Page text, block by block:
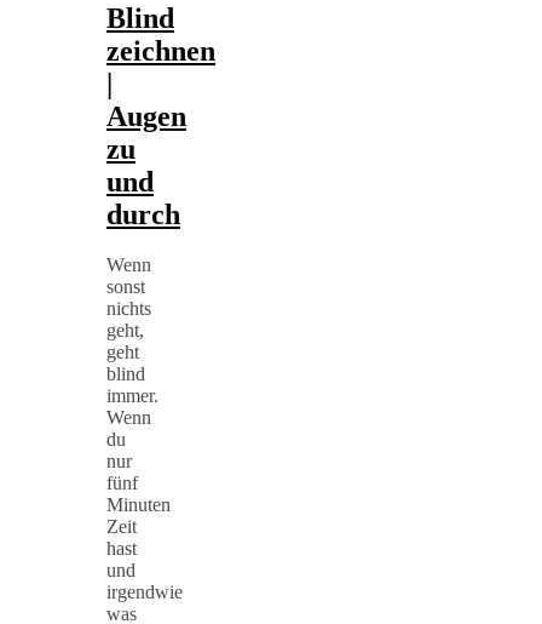
Blind
zeichnen
|
Augen
zu
und
durch
Wenn
sonst
nichts
geht,
geht
blind
immer.
Wenn
du
nur
fünf
Minuten
Zeit
hast
und
irgendwie
was